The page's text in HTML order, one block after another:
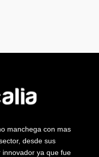
manchega con mas
desde sus
ya que fue